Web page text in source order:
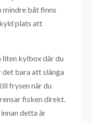
mindre båt finns
plats att
liten kylbox där du
det bara att slänga
frysen när du
fisken direkt.
detta är